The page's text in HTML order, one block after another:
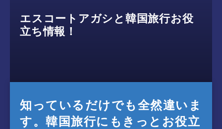
エスコートアガシと韓国旅行お役
立ち情報！
知っているだけでも全然違いま
す。韓国旅行にもきっとお役立